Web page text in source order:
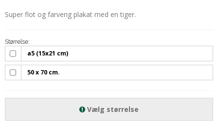
Super flot og farverig plakat med en tiger.
Størrelse:
a5 (15x21 cm)
50 x 70 cm.
Vælg størrelse